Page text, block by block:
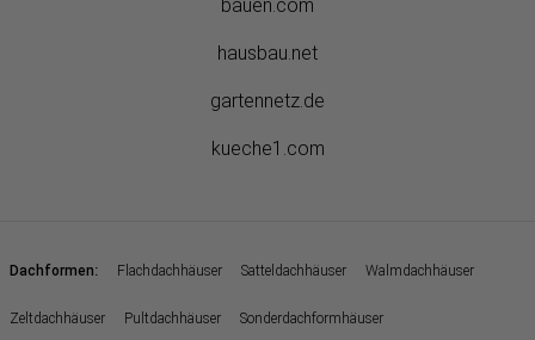
bauen.com
hausbau.net
gartennetz.de
kueche1.com
Dachformen: Flachdachhäuser Satteldachhäuser Walmdachhäuser
Zeltdachhäuser Pultdachhäuser Sonderdachformhäuser